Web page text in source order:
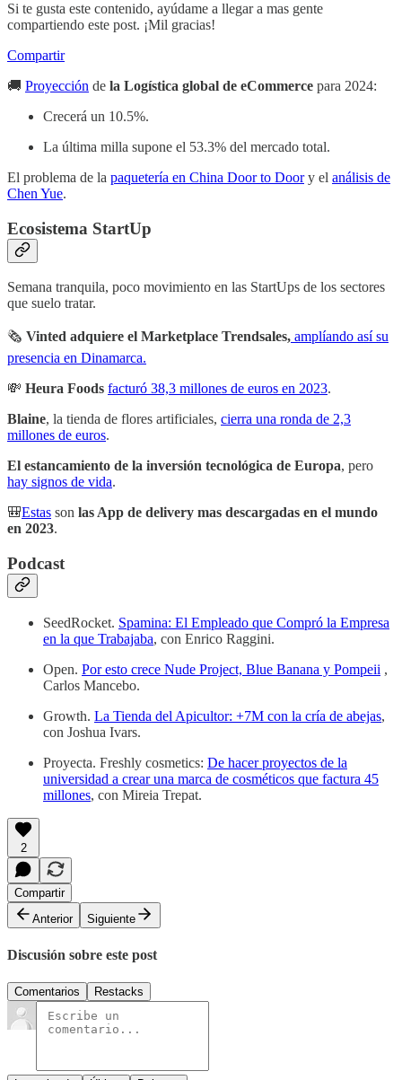
Si te gusta este contenido, ayúdame a llegar a mas gente
compartiendo este post. ¡Mil gracias!
Compartir
🚚 Proyección de la Logística global de eCommerce para 2024:
Crecerá un 10.5%.
La última milla supone el 53.3% del mercado total.
El problema de la paquetería en China Door to Doory el análisis de
Chen Yue.
Ecosistema StartUp
Semana tranquila, poco movimiento en las StartUps de los sectores
que suelo tratar.
🗞 Vinted adquiere el Marketplace Trendsales, amplíando así su
presencia en Dinamarca.
💸 Heura Foods facturó 38,3 millones de euros en 2023.
Blaine, la tienda de flores artificiales, cierra una ronda de 2,3
millones de euros.
El estancamiento de la inversión tecnológica de Europa, pero
hay signos de vida.
🎒Estas son las App de delivery mas descargadas en el mundo
en 2023.
Podcast
SeedRocket. Spamina: El Empleado que Compró la Empresa
en la que Trabajaba, con Enrico Raggini.
Open. Por esto crece Nude Project, Blue Banana y Pompeii ,
Carlos Mancebo.
Growth. La Tienda del Apicultor: +7M con la cría de abejas,
con Joshua Ivars.
Proyecta. Freshly cosmetics: De hacer proyectos de la
universidad a crear una marca de cosméticos que factura 45
millones, con Mireia Trepat.
2
Compartir
Anterior
Siguiente
Discusión sobre este post
Comentarios Restacks